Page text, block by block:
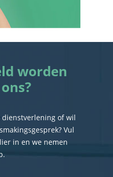
worden
dienstverlening of wil
Vul
in en we nemen